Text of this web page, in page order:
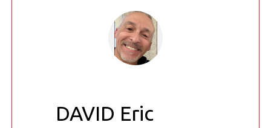
DAVID Eric